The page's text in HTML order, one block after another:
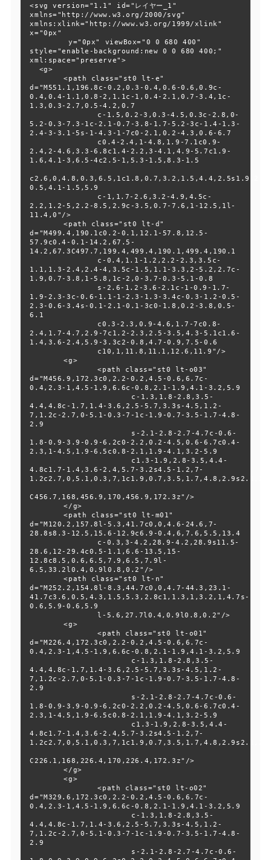
<svg version="1.1" id="レイヤー_1"
xmlns="http://www.w3.org/2000/svg"
xmlns:xlink="http://www.w3.org/1999/xlink"
x="0px"
style="enable-background:new 0 0 680 400;"
xml:space="preserve">
d="M551.1,196.8c-0.2,0.3-0.4,0.6-0.6,0.9c-
0.4,0.4-1.1,0.8-2,1.1c-1,0.4-2.1,0.7-3.4,1c-
1.3,0.3-2.7,0.5-4.2,0.7
5.2-0.3-7.3-1c-2.1-0.7-3.8-1.7-5.2-3c-1.4-1.3-
2.4-3-3.1-5s-1-4.3-1-7c0-2.1,0.2-4.3,0.6-6.7
2.4,2-4.6,3.3-6.8c1.4-2.2,3-4.1,4.9-5.7c1.9-
1.6,4.1-3,6.5-4c2.5-1,5.3-1.5,8.3-1.5
0.5,4.1-1.5,5.9
2.2,1.2-5,2.2-8.5,2.9c-3.5,0.7-7.6,1-12.5,1l-
11.4,0"/>
d="M499.4,190.1c0.2-0.1,12.1-57.8,12.5-
57.9c0.4-0.1-14.2,67.5-
14.2,67.3C497.7,199.4,499.4,190.1,499.4,190.1
1.1,1.3-2.4,2.4-4,3.5c-1.5,1.1-3.3,2-5.2,2.7c-
1.9,0.7-3.8,1-5.8,1c-2,0-3.7-0.3-5.1-0.8
1.9-2.3-3c-0.6-1.1-1-2.3-1.3-3.4c-0.3-1.2-0.5-
2.3-0.6-3.4s-0.1-2.1-0.1-3c0-1.8,0.2-3.8,0.5-
6.1
2.4,1.7-4.7,2.9-7c1.2-2.3,2.5-3.5,4.3-5.1c1.6-
1.4,3.6-2.4,5.9-3.3c2-0.8,4.7-0.9,7.5-0.6
d="M456.9,172.3c0,2.2-0.2,4.5-0.6,6.7c-
0.4,2.3-1,4.5-1.9,6.6c-0.8,2.1-1.9,4.1-3.2,5.9
4.4,4.8c-1.7,1.4-3.6,2.5-5.7,3.3s-4.5,1.2-
7,1.2c-2.7,0-5.1-0.3-7-1c-1.9-0.7-3.5-1.7-4.8-
2.9
1.8-0.9-3.9-0.9-6.2c0-2.2,0.2-4.5,0.6-6.7c0.4-
2.3,1-4.5,1.9-6.5c0.8-2.1,1.9-4.1,3.2-5.9
4.8c1.7-1.4,3.6-2.4,5.7-3.2s4.5-1.2,7-
C456.7,168,456.9,170,456.9,172.3z"/>
d="M120.2,157.8l-5.3,41.7c0,0,4.6-24.6,7-
28.8s8.3-12.5,15.6-12.9c6.9-0.4,6,7.6,5.5,13.4
28.6,12-29.4c0.5-1.1,6.6-13.5,15-
12.8c8.5,0.6,6.5,7.9,6.5,7.9l-
6.5,33.2l0.4,0.9l0.8,0.2"/>
d="M252.2,154.8l-8.3,44.7c0,0,4.7-44.3,23.1-
41.7c3.6,0.5,4.3,1.5,5.3,2.8c1,1.3,1,3.2,1,4.7s-
0.6,5.9-0.6,5.9
d="M226.4,172.3c0,2.2-0.2,4.5-0.6,6.7c-
0.4,2.3-1,4.5-1.9,6.6c-0.8,2.1-1.9,4.1-3.2,5.9
4.4,4.8c-1.7,1.4-3.6,2.5-5.7,3.3s-4.5,1.2-
7,1.2c-2.7,0-5.1-0.3-7-1c-1.9-0.7-3.5-1.7-4.8-
2.9
1.8-0.9-3.9-0.9-6.2c0-2.2,0.2-4.5,0.6-6.7c0.4-
2.3,1-4.5,1.9-6.5c0.8-2.1,1.9-4.1,3.2-5.9
4.8c1.7-1.4,3.6-2.4,5.7-3.2s4.5-1.2,7-
C226.1,168,226.4,170,226.4,172.3z"/>
d="M329.6,172.3c0,2.2-0.2,4.5-0.6,6.7c-
0.4,2.3-1,4.5-1.9,6.6c-0.8,2.1-1.9,4.1-3.2,5.9
4.4,4.8c-1.7,1.4-3.6,2.5-5.7,3.3s-4.5,1.2-
7,1.2c-2.7,0-5.1-0.3-7-1c-1.9-0.7-3.5-1.7-4.8-
2.9